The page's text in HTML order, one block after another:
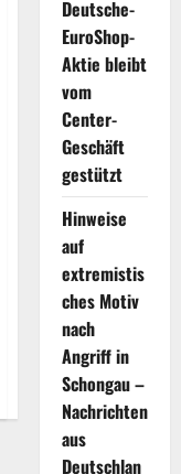
Deutsche-
EuroShop-
Aktie bleibt
vom
Center-
Geschäft
gestützt
Hinweise
auf
extremistis
ches Motiv
nach
Angriff in
Schongau –
Nachrichten
aus
Deutschlan